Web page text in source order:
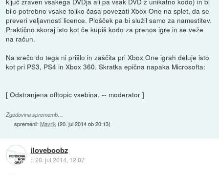
bilo potrebno vsake toliko časa povezati Xbox One na splet, da se
preveri veljavnosti licence. Plošček pa bi služil samo za namestitev.
Praktično skoraj isto kot če kupiš kodo za prenos igre in se veže
na račun.
Na srečo do tega ni prišlo in zaščita pri Xbox One igrah deluje isto
kot pri PS3, PS4 in Xbox 360. Skratka epična napaka Microsofta:
[ Odstranjena offtopic vsebina. -- moderator ]
Zgodovina sprememb…
spremenil:Mavrik (20. jul 2014 ob 20:13)
iloveboobz
::20. jul 2014, 12:07